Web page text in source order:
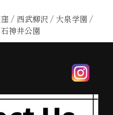
/ 西武柳沢 / 大泉学園 /
石神井公園